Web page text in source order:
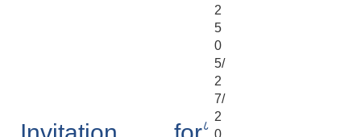
2
5
८
0
5/
2
7/
2
0